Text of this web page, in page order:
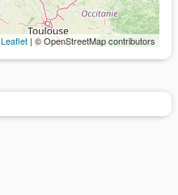
Leaflet | © OpenStreetMap contributors